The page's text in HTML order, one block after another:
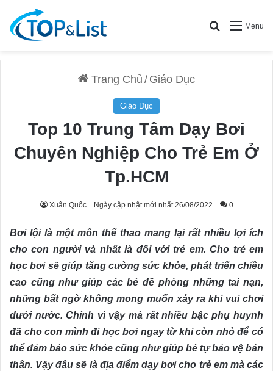
Menu
Search for
Trang Chủ / Giáo Dục
Giáo Dục
Top 10 Trung Tâm Dạy Bơi
Chuyên Nghiệp Cho Trẻ Em Ở
Tp.HCM
Xuân Quốc Ngày cập nhật mới nhất 26/08/2022 0
Bơi lội là một môn thể thao mang lại rất nhiều lợi ích
cho con người và nhất là đối với trẻ em. Cho trẻ em
học bơi sẽ giúp tăng cường sức khỏe, phát triển chiều
cao cũng như giúp các bé đề phòng những tai nạn,
những bất ngờ không mong muốn xảy ra khi vui chơi
dưới nước. Chính vì vậy mà rất nhiều bậc phụ huynh
đã cho con mình đi học bơi ngay từ khi còn nhỏ để có
thể đảm bảo sức khỏe cũng như giúp bé tự bảo vệ bản
thân. Vậy đâu sẽ là địa điểm dạy bơi cho trẻ em mà các